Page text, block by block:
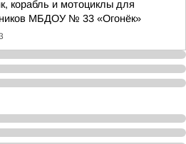
корабль и мотоциклы для
МБДОУ № 33 «Огонёк»